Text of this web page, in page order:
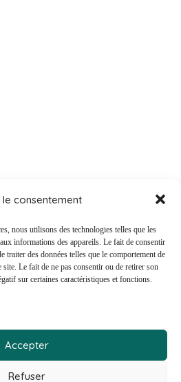
consentement
nous utilisons des technologies telles que les
informations des appareils. Le fait de consentir
traiter des données telles que le comportement de
Le fait de ne pas consentir ou de retirer son
sur certaines caractéristiques et fonctions.
Accepter
Refuser